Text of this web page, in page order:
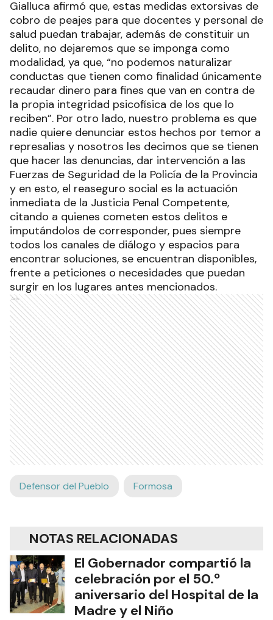
Gialluca afirmó que, estas medidas extorsivas de
cobro de peajes para que docentes y personal de
salud puedan trabajar, además de constituir un
delito, no dejaremos que se imponga como
modalidad, ya que, “no podemos naturalizar
conductas que tienen como finalidad únicamente
recaudar dinero para fines que van en contra de
la propia integridad psicofísica de los que lo
reciben”. Por otro lado, nuestro problema es que
nadie quiere denunciar estos hechos por temor a
represalias y nosotros les decimos que se tienen
que hacer las denuncias, dar intervención a las
Fuerzas de Seguridad de la Policía de la Provincia
y en esto, el reaseguro social es la actuación
inmediata de la Justicia Penal Competente,
citando a quienes cometen estos delitos e
imputándolos de corresponder, pues siempre
todos los canales de diálogo y espacios para
encontrar soluciones, se encuentran disponibles,
frente a peticiones o necesidades que puedan
surgir en los lugares antes mencionados.
Ads
Defensor del Pueblo Formosa
NOTAS RELACIONADAS
El Gobernador compartió la
celebración por el 50.º
aniversario del Hospital de la
Madre y el Niño